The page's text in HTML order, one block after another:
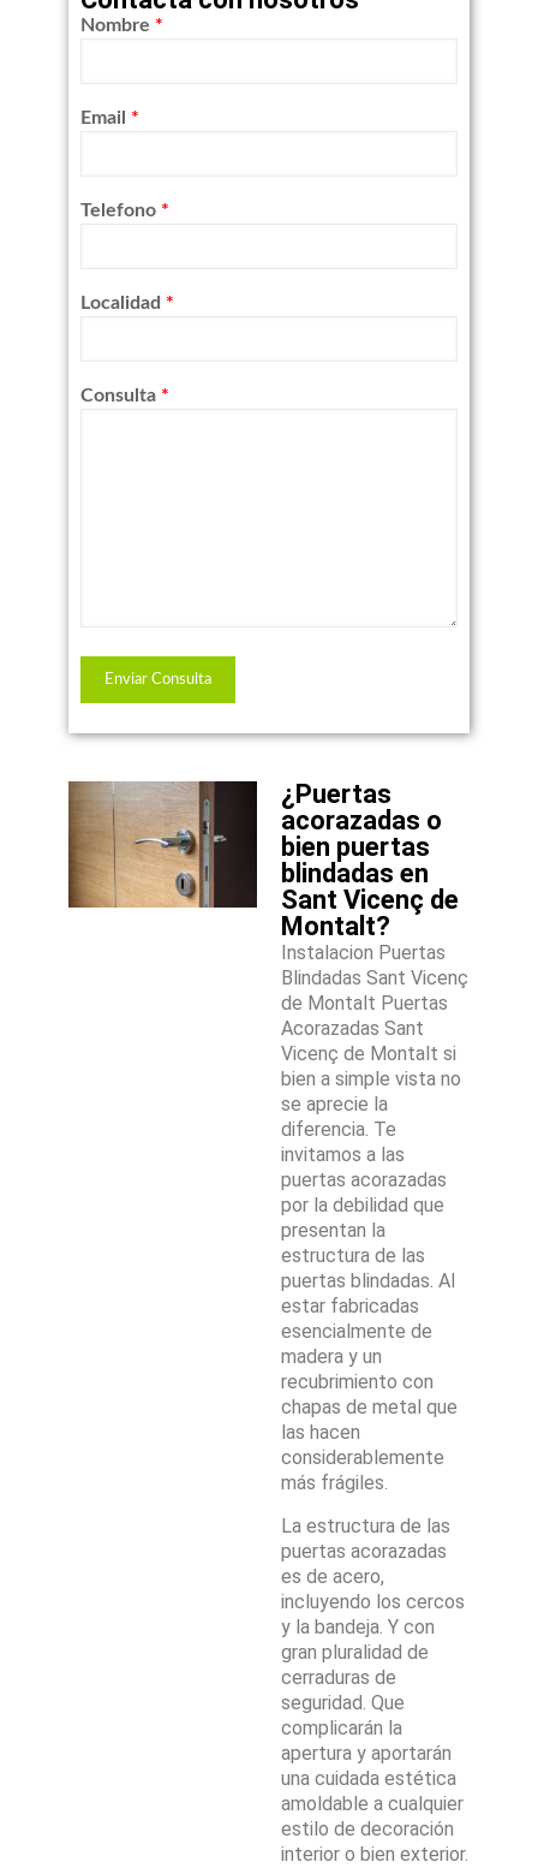
Nombre *
Email *
Telefono *
Localidad *
Consulta *
¿Puertas
acorazadas o
bien puertas
blindadas en
Sant Vicenç de
Montalt?
Instalacion Puertas
Blindadas Sant Vicenç
de Montalt Puertas
Acorazadas Sant
Vicenç de Montalt si
bien a simple vista no
se aprecie la
diferencia. Te
invitamos a las
puertas acorazadas
por la debilidad que
presentan la
estructura de las
puertas blindadas. Al
estar fabricadas
esencialmente de
madera y un
recubrimiento con
chapas de metal que
las hacen
considerablemente
más frágiles.
La estructura de las
puertas acorazadas
es de acero,
incluyendo los cercos
y la bandeja. Y con
gran pluralidad de
cerraduras de
seguridad. Que
complicarán la
apertura y aportarán
una cuidada estética
amoldable a cualquier
estilo de decoración
interior o bien exterior.